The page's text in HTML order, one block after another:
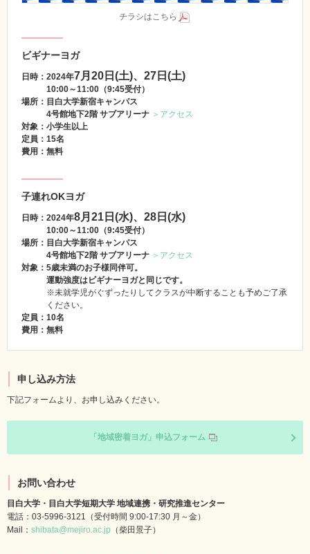
チラシはこちら
ビギナーヨガ
日時：2024年7月20日(土)、27日(土)
10:00～11:00（9:45受付）
場所：目白大学新宿キャンパス
4号館地下2階 サブアリーナ ＞アクセス
対象：小学生以上
定員：15名
費用：無料
子連れOKヨガ
日時：2024年8月21日(水)、28日(水)
10:00～11:00（9:45受付）
場所：目白大学新宿キャンパス
4号館地下2階 サブアリーナ ＞アクセス
対象：5歳未満のお子様同伴可。
運動強度はビギナーヨガと同じです。
※未就学児がぐずったりしてクラスが中断することも予めご了承
ください。
定員：10名
費用：無料
申し込み方法
下記フォームより、お申し込みください。
「地域密着ヨガ」申込フォーム
お問い合わせ
目白大学・目白大学短期大学 地域連携・研究推進センター
電話：03-5996-3121（受付時間 9:00-17:30 月～金）
Mail： shibata@mejiro.ac.jp （柴田景子）